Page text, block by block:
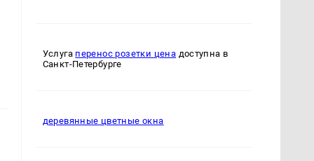
Услуга перенос розетки цена доступна в
Санкт-Петербурге
деревянные цветные окна